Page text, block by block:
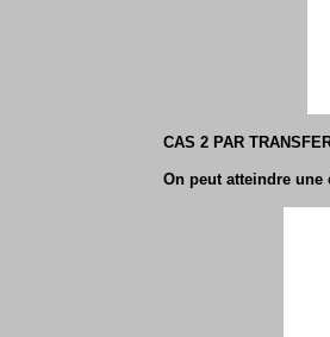
CAS 2 PAR
On peut atteindre